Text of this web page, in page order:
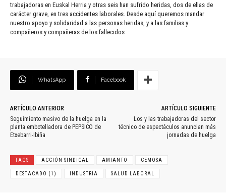
trabajadoras en Euskal Herria y otras seis han sufrido heridas, dos de ellas de
carácter grave, en tres accidentes laborales. Desde aquí queremos mandar
nuestro apoyo y solidaridad a las personas heridas, y a las familias y
compañeros y compañeras de los fallecidos
WhatsApp Facebook
ARTÍCULO ANTERIOR
Seguimiento masivo de la huelga en la
planta embotelladora de PEPSICO de
Etxebarri-Ibiña
ARTÍCULO SIGUIENTE
Los y las trabajadoras del sector
técnico de espectáculos anuncian más
jornadas de huelga
TAGS ACCIÓN SINDICAL AMIANTO CEMOSA
DESTACADO (1) INDUSTRIA SALUD LABORAL